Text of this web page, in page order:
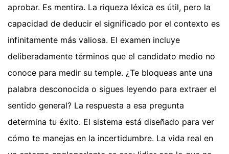
aprobar. Es mentira. La riqueza léxica es útil, pero la
capacidad de deducir el significado por el contexto es
infinitamente más valiosa. El examen incluye
deliberadamente términos que el candidato medio no
conoce para medir su temple. ¿Te bloqueas ante una
palabra desconocida o sigues leyendo para extraer el
sentido general? La respuesta a esa pregunta
determina tu éxito. El sistema está diseñado para ver
cómo te manejas en la incertidumbre. La vida real en